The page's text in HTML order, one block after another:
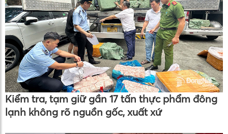
Kiểm tra, tạm giữ gần 17 tấn thực phẩm đông
lạnh không rõ nguồn gốc, xuất xứ